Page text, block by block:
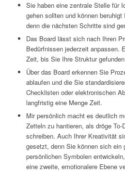
Sie haben eine zentrale Stelle für
gehen sollten und können
denn die nächsten Schritte sind
Das Board lässt sich nach Ihren
Bedürfnissen jederzeit anpassen.
Zeit, bis Sie Ihre Struktur
Über das Board erkennen Sie
ablaufen und die Sie
Checklisten oder elektronischen
langfristig eine Menge Zeit.
Mir persönlich macht es deutlich
Zetteln zu hantieren, als dröge To-
schreiben. Auch Ihrer Kreativität
gesetzt, denn Sie können sich ein
persönlichen Symbolen
eine zweite, emotionalere Ebene